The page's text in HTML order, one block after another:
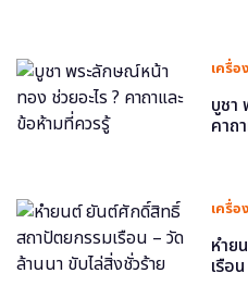
เครื่อ
บูชา
คาถ
เครื่อ
หำย
เรือ